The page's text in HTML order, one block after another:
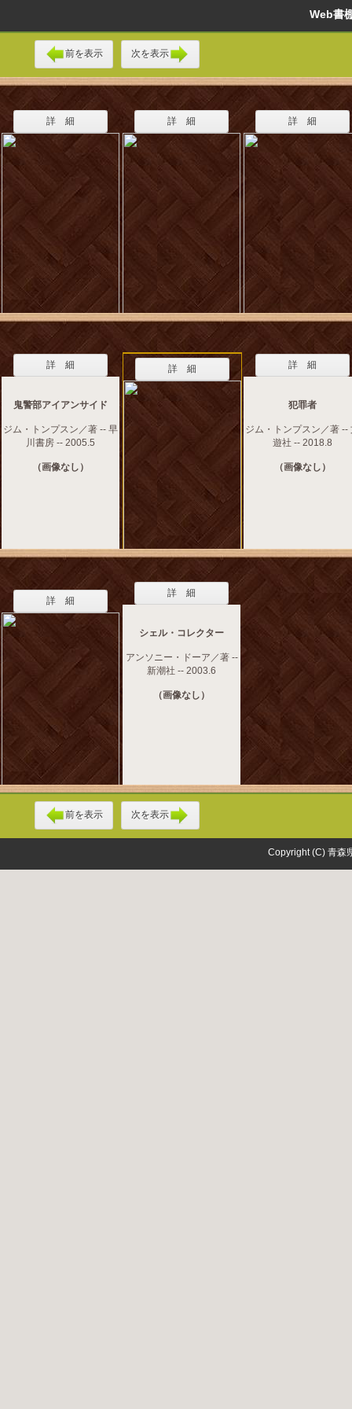
Web
前を表示 次を表示
詳 細 詳 細 詳 細
詳 細
鬼警部アイアンサイド
ジム・トンプスン／著 -- 早
川書房 -- 2005.5
（画像なし）
詳 細 詳 細
犯罪者
ジム・トンプスン／著 --
遊社 -- 2018.8
（画像なし）
詳 細
詳 細
シェル・コレクター
アンソニー・ドーア／著 --
新潮社 -- 2003.6
（画像なし）
前を表示 次を表示
Copyright (C) 青森